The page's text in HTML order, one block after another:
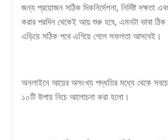
জন্য প্রয়োজন সঠিক দিকনির্দেশনা, নির্দিষ্ট দক্ষতা
করার পরদিন থেকেই আয় শুরু হবে, এমনটা ভাবা
এড়িয়ে সঠিক পথে এগিয়ে গেলে সফলতা আসবেই।
অনলাইনে আয়ের অসংখ্য পদ্ধতির মধ্যে থেকে
১০টি উপায় নিচে আলোচনা করা হলো।